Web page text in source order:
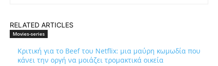
RELATED ARTICLES
Movies-series
Κριτική για το Beef του Netflix: μια μαύρη κωμωδία που
κάνει την οργή να μοιάζει τρομακτικά οικεία